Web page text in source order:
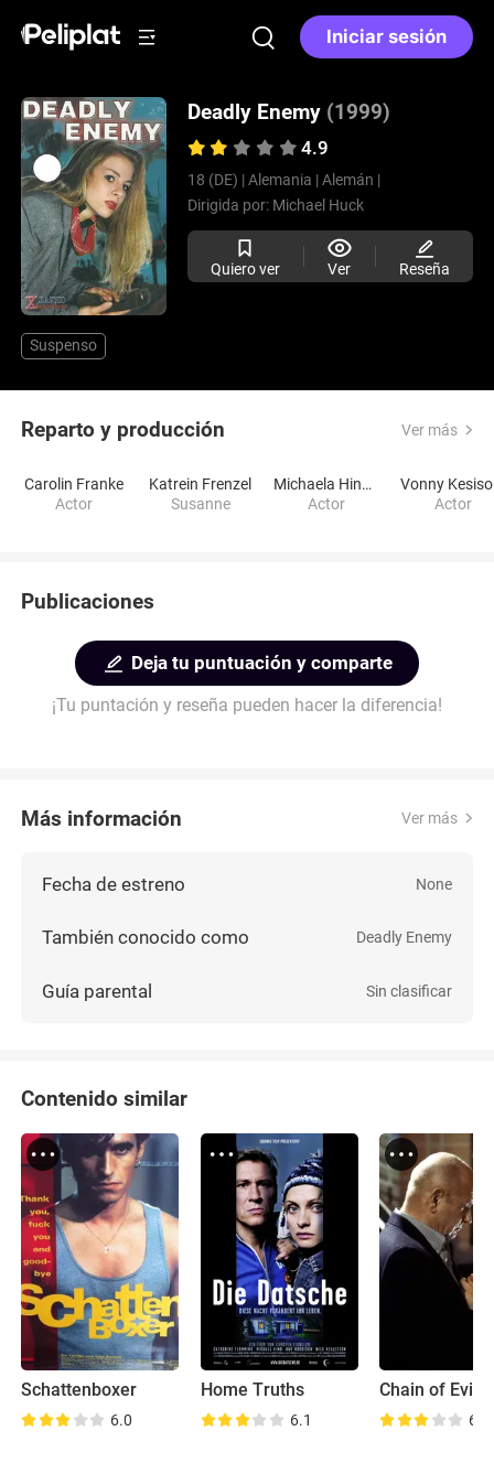
Iniciar sesión
Deadly Enemy (1999)
4.9
18 (DE) | Alemania | Alemán |
Dirigida por: Michael Huck
Quiero ver Ver Reseña
Suspenso
Reparto y producción Ver más
Carolin Franke
Actor
Katrein Frenzel
Susanne
Michaela Hinnenthal
Actor
Actor
Publicaciones
Deja tu puntuación y comparte
¡Tu puntación y reseña pueden hacer la diferencia!
Más información Ver más
Fecha de estreno None
También conocido como Deadly Enemy
Guía parental Sin clasificar
Contenido similar
Schattenboxer
6.0
Home Truths
6.1
Chain of
6.5